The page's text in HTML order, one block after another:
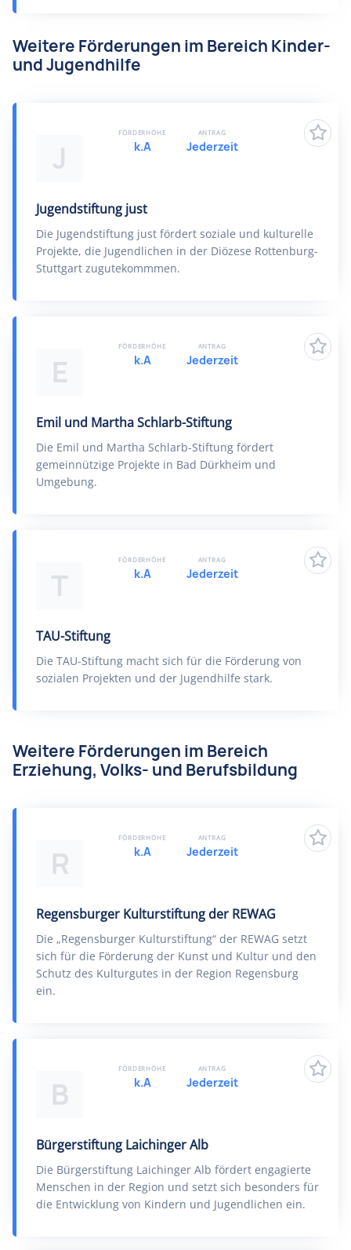
Weitere Förderungen im Bereich Kinder-
und Jugendhilfe
J
Jugendstiftung just
Die Jugendstiftung just fördert soziale und kulturelle
Projekte, die Jugendlichen in der Diözese Rottenburg-
Stuttgart zugutekommmen.
FÖRDERHÖHE
k.A
ANTRAG
Jederzeit
E
Emil und Martha Schlarb-Stiftung
Die Emil und Martha Schlarb-Stiftung fördert
gemeinnützige Projekte in Bad Dürkheim und
Umgebung.
FÖRDERHÖHE
k.A
ANTRAG
Jederzeit
T
TAU-Stiftung
Die TAU-Stiftung macht sich für die Förderung von
sozialen Projekten und der Jugendhilfe stark.
FÖRDERHÖHE
k.A
ANTRAG
Jederzeit
Weitere Förderungen im Bereich
Erziehung, Volks- und Berufsbildung
R
Regensburger Kulturstiftung der REWAG
Die „Regensburger Kulturstiftung“ der REWAG setzt
sich für die Förderung der Kunst und Kultur und den
Schutz des Kulturgutes in der Region Regensburg
ein.
FÖRDERHÖHE
k.A
ANTRAG
Jederzeit
B
Bürgerstiftung Laichinger Alb
Die Bürgerstiftung Laichinger Alb fördert engagierte
Menschen in der Region und setzt sich besonders für
die Entwicklung von Kindern und Jugendlichen ein.
FÖRDERHÖHE
k.A
ANTRAG
Jederzeit